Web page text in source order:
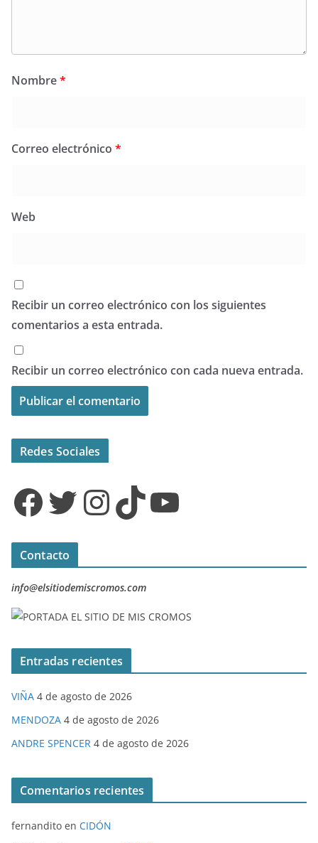
Nombre*
Correo electrónico *
Web
Recibir un correo electrónico con los siguientes
comentarios a esta entrada.
Recibir un correo electrónico con cada nueva entrada.
Redes Sociales
Facebook Twitter InstagramTikTok YouTube
Contacto
info@elsitiodemiscromos.com
Entradas recientes
VIÑA 4 de agosto de 2026
MENDOZA 4 de agosto de 2026
ANDRE SPENCER 4 de agosto de 2026
Comentarios recientes
fernandito en CIDÓN